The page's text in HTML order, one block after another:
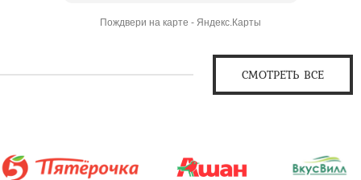
Пождвери на карте - Яндекс.Карты
СМОТРЕТЬ ВСЕ